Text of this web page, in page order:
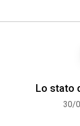
Lo stato
30/